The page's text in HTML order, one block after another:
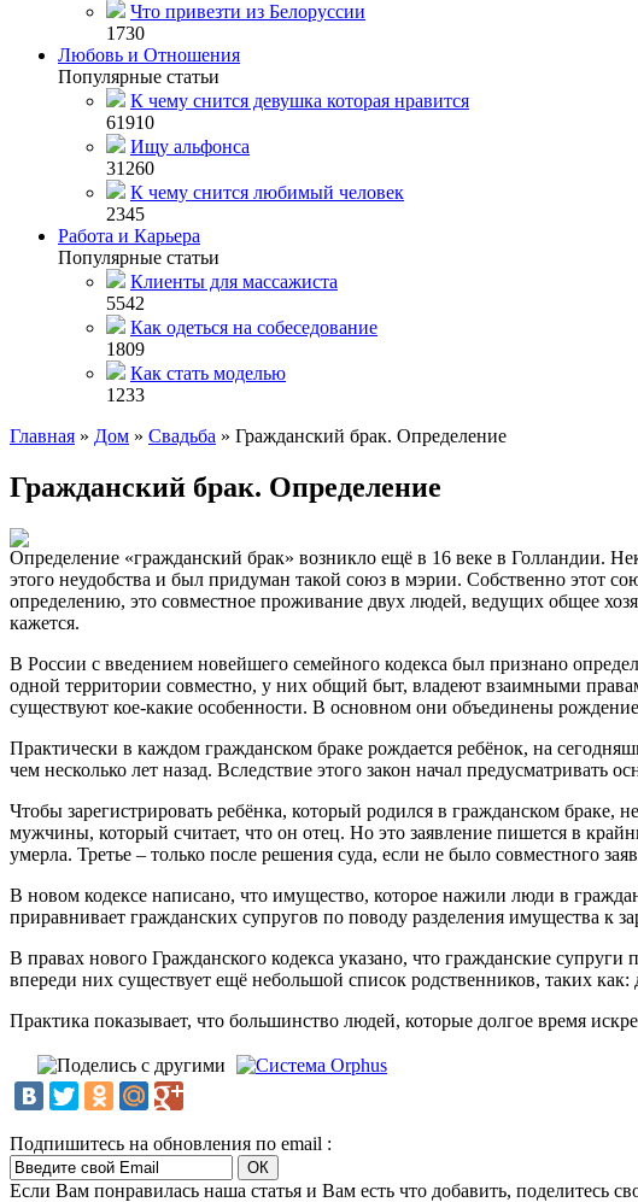
Что привезти из Белоруссии
1730
Любовь и Отношения
Популярные статьи
К чему снится девушка которая нравится
61910
Ищу альфонса
31260
К чему снится любимый человек
2345
Работа и Карьера
Популярные статьи
Клиенты для массажиста
5542
Как одеться на собеседование
1809
Как стать моделью
1233
Главная » Дом » Свадьба » Гражданский брак. Определение
Гражданский брак. Определение
Определение «гражданский брак» возникло ещё в 16 веке в Голландии.
этого неудобства и был придуман такой союз в мэрии. Собственно этот
определению, это совместное проживание двух людей, ведущих общее
кажется.
В России с введением новейшего семейного кодекса был признано
одной территории совместно, у них общий быт, владеют взаимными
существуют кое-какие особенности. В основном они объединены
Практически в каждом гражданском браке рождается ребёнок, на
чем несколько лет назад. Вследствие этого закон начал предусматривать
Чтобы зарегистрировать ребёнка, который родился в гражданском браке,
мужчины, который считает, что он отец. Но это заявление пишется в
умерла. Третье – только после решения суда, если не было совместного
В новом кодексе написано, что имущество, которое нажили люди в
приравнивает гражданских супругов по поводу разделения имущества к
В правах нового Гражданского кодекса указано, что гражданские
впереди них существует ещё небольшой список родственников, таких как:
Практика показывает, что большинство людей, которые долгое время
Подпишитесь на обновления по email :
Если Вам понравилась наша статья и Вам есть что добавить,